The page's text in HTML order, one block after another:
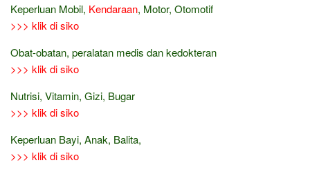
Keperluan Mobil, Kendaraan, Motor, Otomotif
>>> klik di siko
Obat-obatan, peralatan medis dan kedokteran
>>> klik di siko
Nutrisi, Vitamin, Gizi, Bugar
>>> klik di siko
Keperluan Bayi, Anak, Balita,
>>> klik di siko